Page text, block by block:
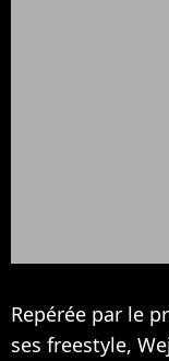
Repérée par le
ses freestyle,